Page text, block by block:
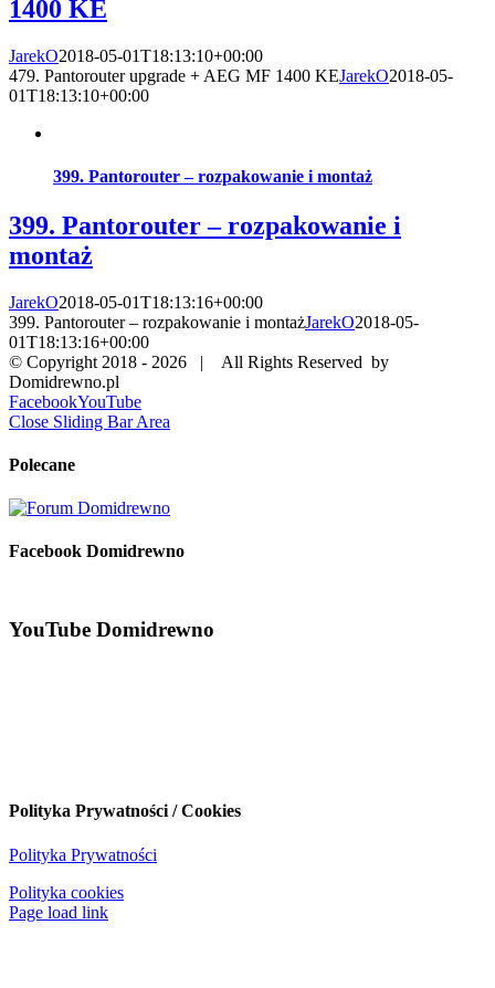
1400 KE
JarekO2018-05-01T18:13:10+00:00
479. Pantorouter upgrade + AEG MF 1400 KEJarekO2018-05-
01T18:13:10+00:00
399. Pantorouter – rozpakowanie i montaż
399. Pantorouter – rozpakowanie i
montaż
JarekO2018-05-01T18:13:16+00:00
399. Pantorouter – rozpakowanie i montażJarekO2018-05-
01T18:13:16+00:00
© Copyright 2018 - 2026 | All Rights Reserved by
Domidrewno.pl
FacebookYouTube
Close Sliding Bar Area
Polecane
Facebook Domidrewno
YouTube Domidrewno
Polityka Prywatności / Cookies
Polityka Prywatności
Polityka cookies
Page load link